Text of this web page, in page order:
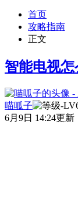
首页
攻略指南
正文
智能电视
喵呱子
6月9日 14:24更新